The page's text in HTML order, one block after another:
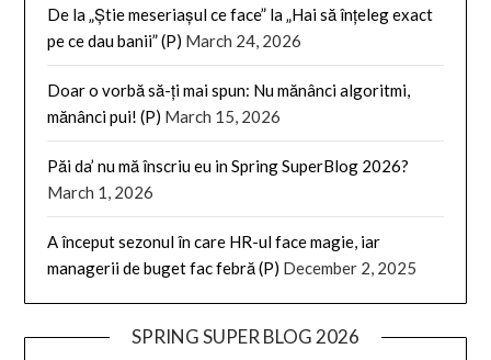
De la „Știe meseriașul ce face” la „Hai să înțeleg exact
pe ce dau banii” (P) March 24, 2026
Doar o vorbă să-ți mai spun: Nu mănânci algoritmi,
mănânci pui! (P) March 15, 2026
Păi da’ nu mă înscriu eu in Spring SuperBlog 2026?
March 1, 2026
A început sezonul în care HR-ul face magie, iar
managerii de buget fac febră (P) December 2, 2025
SPRING SUPER BLOG 2026